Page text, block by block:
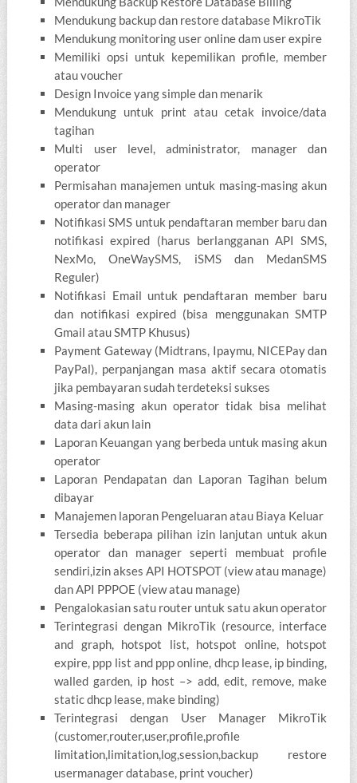
Mendukung backup dan restore database MikroTik
Mendukung monitoring user online dam user expire
Memiliki opsi untuk kepemilikan profile, member
atau voucher
Design Invoice yang simple dan menarik
Mendukung untuk print atau cetak invoice/data
tagihan
Multi user level, administrator, manager dan
operator
Permisahan manajemen untuk masing-masing akun
operator dan manager
Notifikasi SMS untuk pendaftaran member baru dan
notifikasi expired (harus berlangganan API SMS,
NexMo, OneWaySMS, iSMS dan MedanSMS
Reguler)
Notifikasi Email untuk pendaftaran member baru
dan notifikasi expired (bisa menggunakan SMTP
Gmail atau SMTP Khusus)
Payment Gateway (Midtrans, Ipaymu, NICEPay dan
PayPal), perpanjangan masa aktif secara otomatis
jika pembayaran sudah terdeteksi sukses
Masing-masing akun operator tidak bisa melihat
data dari akun lain
Laporan Keuangan yang berbeda untuk masing akun
operator
Laporan Pendapatan dan Laporan Tagihan belum
dibayar
Manajemen laporan Pengeluaran atau Biaya Keluar
Tersedia beberapa pilihan izin lanjutan untuk akun
operator dan manager seperti membuat profile
sendiri,izin akses API HOTSPOT (view atau manage)
dan API PPPOE (view atau manage)
Pengalokasian satu router untuk satu akun operator
Terintegrasi dengan MikroTik (resource, interface
and graph, hotspot list, hotspot online, hotspot
expire, ppp list and ppp online, dhcp lease, ip binding,
walled garden, ip host –> add, edit, remove, make
static dhcp lease, make binding)
Terintegrasi dengan User Manager MikroTik
(customer,router,user,profile,profile
limitation,limitation,log,session,backup restore
usermanager database, print voucher)